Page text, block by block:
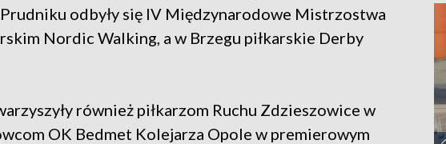
odbyły się IV Międzynarodowe Mistrzostwa
Nordic Walking, a w Brzegu piłkarskie Derby
również piłkarzom Ruchu Zdzieszowice w
OK Bedmet Kolejarza Opole w premierowym